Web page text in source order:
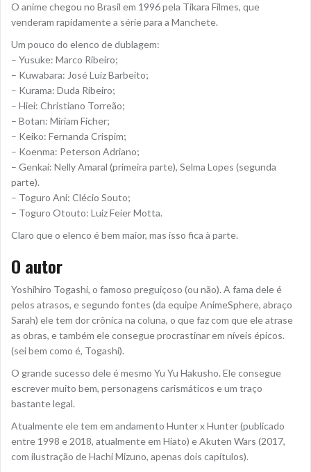
O anime chegou no Brasil em 1996 pela Tikara Filmes, que
venderam rapidamente a série para a Manchete.
Um pouco do elenco de dublagem:
– Yusuke: Marco Ribeiro;
– Kuwabara: José Luiz Barbeito;
– Kurama: Duda Ribeiro;
– Hiei: Christiano Torreão;
– Botan: Miriam Ficher;
– Keiko: Fernanda Crispim;
– Koenma: Peterson Adriano;
– Genkai: Nelly Amaral (primeira parte), Selma Lopes (segunda
parte).
– Toguro Ani: Clécio Souto;
– Toguro Otouto: Luiz Feier Motta.
Claro que o elenco é bem maior, mas isso fica à parte.
O autor
Yoshihiro Togashi, o famoso preguiçoso (ou não). A fama dele é
pelos atrasos, e segundo fontes (da equipe AnimeSphere, abraço
Sarah) ele tem dor crônica na coluna, o que faz com que ele atrase
as obras, e também ele consegue procrastinar em níveis épicos.
(sei bem como é, Togashi).
O grande sucesso dele é mesmo Yu Yu Hakusho. Ele consegue
escrever muito bem, personagens carismáticos e um traço
bastante legal.
Atualmente ele tem em andamento Hunter x Hunter (publicado
entre 1998 e 2018, atualmente em Hiato) e Akuten Wars (2017,
com ilustração de Hachi Mizuno, apenas dois capítulos).